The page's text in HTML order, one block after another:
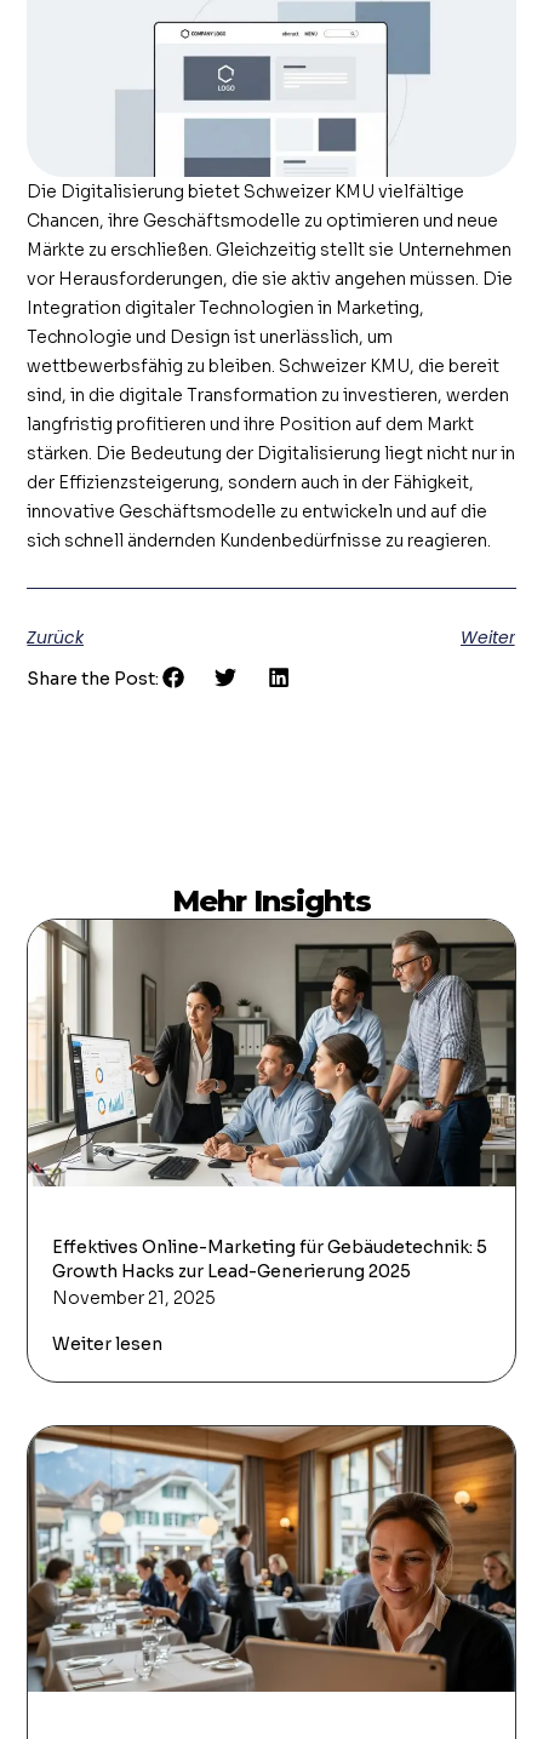
Die Digitalisierung bietet Schweizer KMU vielfältige
Chancen, ihre Geschäftsmodelle zu optimieren und neue
Märkte zu erschließen. Gleichzeitig stellt sie Unternehmen
vor Herausforderungen, die sie aktiv angehen müssen. Die
Integration digitaler Technologien in Marketing,
Technologie und Design ist unerlässlich, um
wettbewerbsfähig zu bleiben. Schweizer KMU, die bereit
sind, in die digitale Transformation zu investieren, werden
langfristig profitieren und ihre Position auf dem Markt
stärken. Die Bedeutung der Digitalisierung liegt nicht nur in
der Effizienzsteigerung, sondern auch in der Fähigkeit,
innovative Geschäftsmodelle zu entwickeln und auf die
sich schnell ändernden Kundenbedürfnisse zu reagieren.
Zurück Weiter
Share the Post:
Mehr Insights
Effektives Online-Marketing für Gebäudetechnik: 5
Growth Hacks zur Lead-Generierung 2025
November 21, 2025
Weiter lesen